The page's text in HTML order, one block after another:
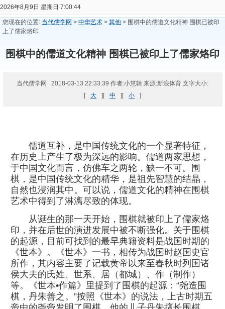
2026年8月9日 星期日 7:00:45
您现在的位置: 当代儒学网 > 中华艺术> 其他> 围棋中的儒道文化精神 围棋已被印
上了儒家烙印
围棋中的儒道文化精神 围棋已被印上了儒家烙印
当代儒学网 2018-03-13 22:33:39 作者:小慧辑 来源:新浪体育 文字大小:
[
大 ][ 中 ][ 小 ]
儒道互补，是中国传统文化的一个显著特征，
在历史上产生了极为深远的影响。儒道两家思想，
于中国文化而言，仿佛车之两轮，缺一不可。围
棋，是中国传统文化的精华，是祖先智慧的结晶，
自然也浸润其中。可以说，儒道文化的精神在围棋
艺术中得到了淋漓尽致的体现。
从诞生的那一天开始，围棋就被印上了儒家烙
印，并在后世的演进发展中被不断强化。关于围棋
的起源，目前可找到的最早典籍资料是战国时期的
《世本》。《世本》一书，相传为战国时赵国史官
所作，其内容主要了记载黄帝以来至春秋时列国诸
侯大夫的氏姓、世系、居（都城）、作（制作）
等。《世本•作篇》里提到了围棋的起源：“尧造围
棋，丹朱善之。”按照《世本》的说法，上古时期五